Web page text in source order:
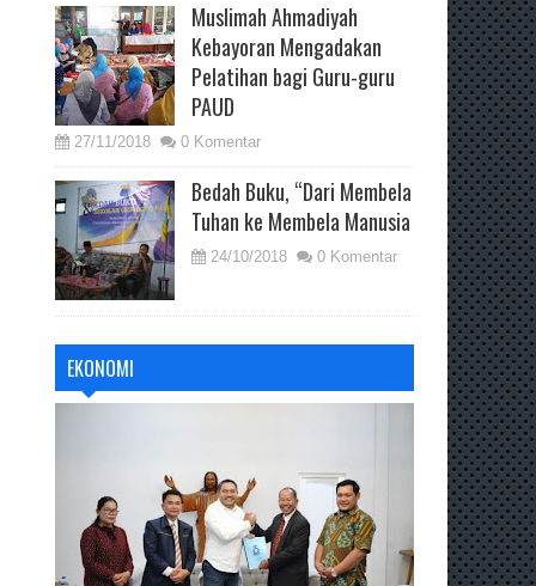
Muslimah Ahmadiyah
Kebayoran Mengadakan
Pelatihan bagi Guru-guru
PAUD
27/11/2018 0 Komentar
Bedah Buku, “Dari Membela
Tuhan ke Membela Manusia
24/10/2018 0 Komentar
EKONOMI